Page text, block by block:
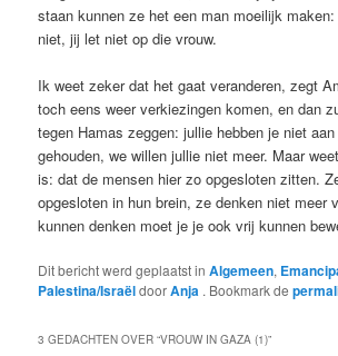
staan kunnen ze het een man moeilijk
niet, jij let niet op die vrouw.
Ik weet zeker dat het gaat veranderen, zegt
toch eens weer verkiezingen komen, en dan
tegen Hamas zeggen: jullie hebben je niet
gehouden, we willen jullie niet meer. Maar
is: dat de mensen hier zo opgesloten zitten.
opgesloten in hun brein, ze denken niet meer
kunnen denken moet je je ook vrij kunnen
Dit bericht werd geplaatst inAlgemeen,
Palestina/IsraëldoorAnja . Bookmark de
3 GEDACHTEN OVER “VROUW IN GAZA (1)”